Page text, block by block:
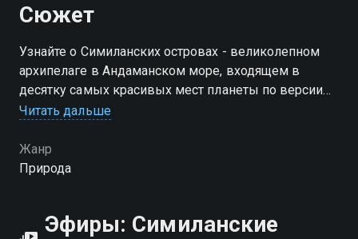
Сюжет
Узнайте о Симиланских островах - великолепном
архипелаге в Андаманском море, входящем в
десятку самых красивых мест планеты по версии
ЮНЕСКО. Здесь вас ждут белоснежные пляжи,
привлекающий дайверов
хорошем HD качестве на Смотрёшке
Читать дальше
Жанр
Природа
Эфиры: Симиланские